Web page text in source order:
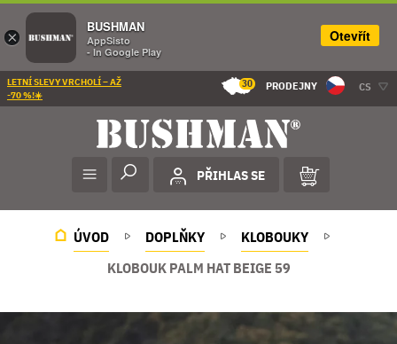
LETNÍ SLEVY VRCHOLÍ – AŽ
-70 %!☀️
30 PRODEJNY CS
PŘIHLAS SE
ÚVOD DOPLŇKY
KLOBOUKY
KLOBOUK PALM HAT BEIGE 59
×
BUSHMAN
AppSisto
- In Google Play
Otevřít